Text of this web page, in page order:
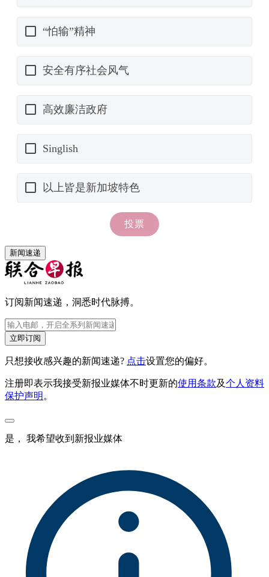
新闻速递
订阅新闻速递，洞悉时代脉搏。
立即订阅
只想接收感兴趣的新闻速递? 点击设置您的偏好。
注册即表示我接受新报业媒体不时更新的使用条款及个人资料
保护声明 。
是， 我希望收到新报业媒体